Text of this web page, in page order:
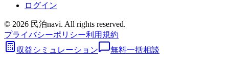
ログイン
© 2026 民泊navi. All rights reserved.
プライバシーポリシー利用規約
収益シミュレーション
無料一括相談